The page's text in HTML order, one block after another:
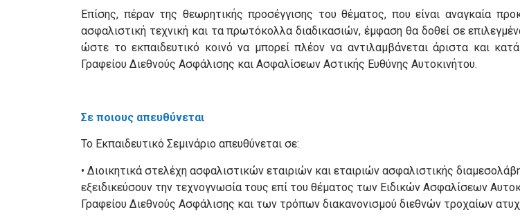
Επίσης, πέραν της θεωρητικής προσέγγισης του θέματος, που είναι αναγκαία
ασφαλιστική τεχνική και τα πρωτόκολλα διαδικασιών, έμφαση θα δοθεί σε
ώστε το εκπαιδευτικό κοινό να μπορεί πλέον να αντιλαμβάνεται άριστα και
Γραφείου Διεθνούς Ασφάλισης και Ασφαλίσεων Αστικής Ευθύνης Αυτοκινήτου.
Σε ποιους απευθύνεται
Το Εκπαιδευτικό Σεμινάριο απευθύνεται σε:
• Διοικητικά στελέχη ασφαλιστικών εταιριών και εταιριών ασφαλιστικής
εξειδικεύσουν την τεχνογνωσία τους επί του θέματος των Ειδικών Ασφαλίσεων
Γραφείου Διεθνούς Ασφάλισης και των τρόπων διακανονισμού διεθνών τροχαίων